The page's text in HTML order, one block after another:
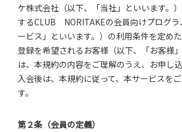
ケ株式会社（以下、「当社」といいます。
するCLUB NORITAKEの会員向けプログラ
ービス」といいます。）の利用条件を定め
登録を希望されるお客様（以下、「お客様」
は、本規約の内容をご理解のうえ、お申し
入会後は、本規約に従って、本サービスを
す。
第２条（会員の定義）